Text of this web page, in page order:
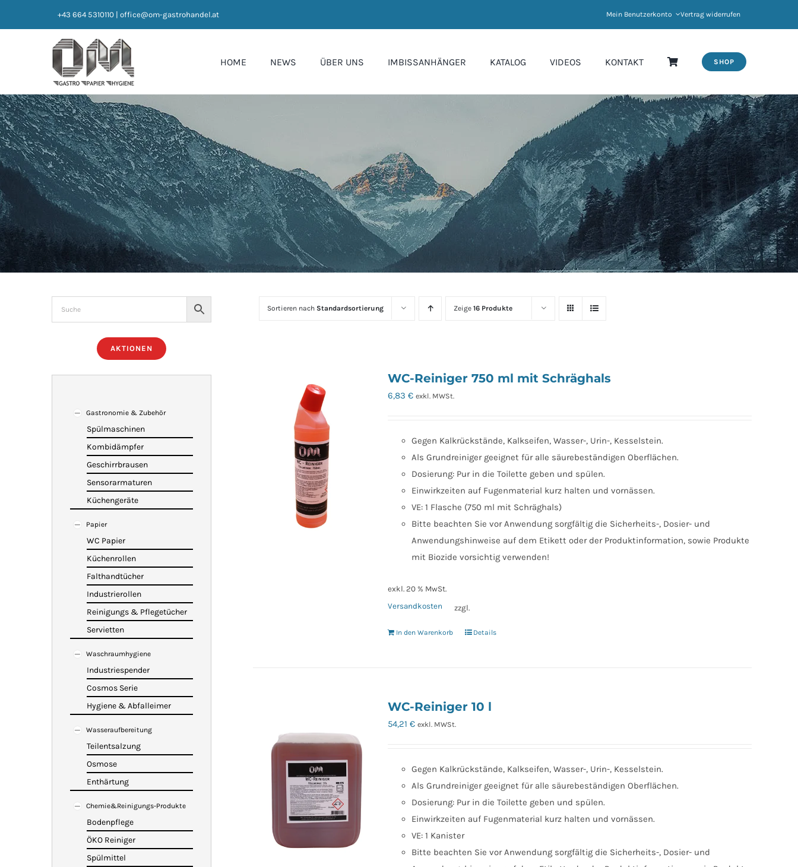
+43 664 5310110 office@om-gastrohandel.at Mein Benutzerkonto Vertrag widerrufen
HOME NEWS ÜBER UNS IMBISSANHÄNGER KATALOG VIDEOS KONTAKT SHOP
Sortieren nach Standardsortierung Zeige16 Produkte
WC-Reiniger 750 ml mit Schräghals
6,83 € exkl. MWSt.
Gegen Kalkrückstände, Kalkseifen, Wasser-, Urin-, Kesselstein.
Als Grundreiniger geeignet für alle säurebeständigen Oberflächen.
Dosierung: Pur in die Toilette geben und spülen.
Einwirkzeiten auf Fugenmaterial kurz halten und vornässen.
VE: 1 Flasche (750 ml mit Schräghals)
Bitte beachten Sie vor Anwendung sorgfältig die Sicherheits-, Dosier- und
Anwendungshinweise auf dem Etikett oder der Produktinformation, sowie Produkte
mit Biozide vorsichtig verwenden!
exkl. 20 % MwSt.
zzgl.
Versandkosten
In den Warenkorb Details
WC-Reiniger 10 l
54,21 € exkl. MWSt.
Gegen Kalkrückstände, Kalkseifen, Wasser-, Urin-, Kesselstein.
Als Grundreiniger geeignet für alle säurebeständigen Oberflächen.
Dosierung: Pur in die Toilette geben und spülen.
Einwirkzeiten auf Fugenmaterial kurz halten und vornässen.
VE: 1 Kanister
Bitte beachten Sie vor Anwendung sorgfältig die Sicherheits-, Dosier- und
AKTIONEN
Gastronomie & Zubehör
Spülmaschinen
Kombidämpfer
Geschirrbrausen
Sensorarmaturen
Küchengeräte
Papier
WC Papier
Küchenrollen
Falthandtücher
Industrierollen
Reinigungs & Pflegetücher
Servietten
Waschraumhygiene
Industriespender
Cosmos Serie
Hygiene & Abfalleimer
Wasseraufbereitung
Teilentsalzung
Osmose
Enthärtung
Chemie&Reinigungs-Produkte
Bodenpflege
ÖKO Reiniger
Spülmittel